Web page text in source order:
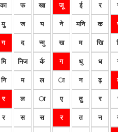
का फ खा जू ई र
मु ज य ने मनि क
ग द न्मु ख म खि
मि निज र्क ग धु ध
नि म ल ा न ढ़
र ल ा ए तु र
र स स र त न